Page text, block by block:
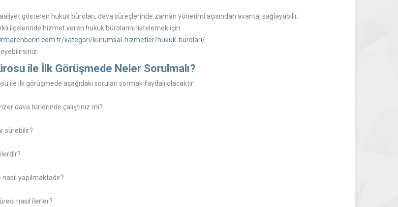
gösteren hukuk büroları, dava süreçlerinde zaman yönetimi açısından avantaj sağlayabilir.
ilçelerinde hizmet veren hukuk bürolarını listelemek için
kategori/kurumsal-hizmetler/hukuk-burolari/
ile İlk Görüşmede Neler Sorulmalı?
ile ilk görüşmede aşağıdaki soruları sormak faydalı olacaktır:
dava türlerinde çalıştınız mı?
sürebilir?
yapılmaktadır?
nasıl ilerler?